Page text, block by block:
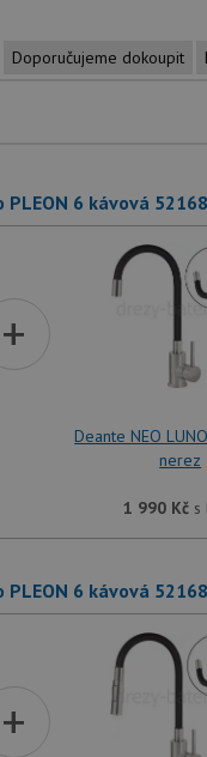
Doporučujeme dokoupit
PLEON 6 kávová
+
Deante NEO
nerez
1 990 Kč s
PLEON 6 kávová
+